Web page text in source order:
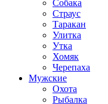
Собака
Страус
Таракан
Улитка
Утка
Хомяк
Черепаха
Мужские
Охота
Рыбалка